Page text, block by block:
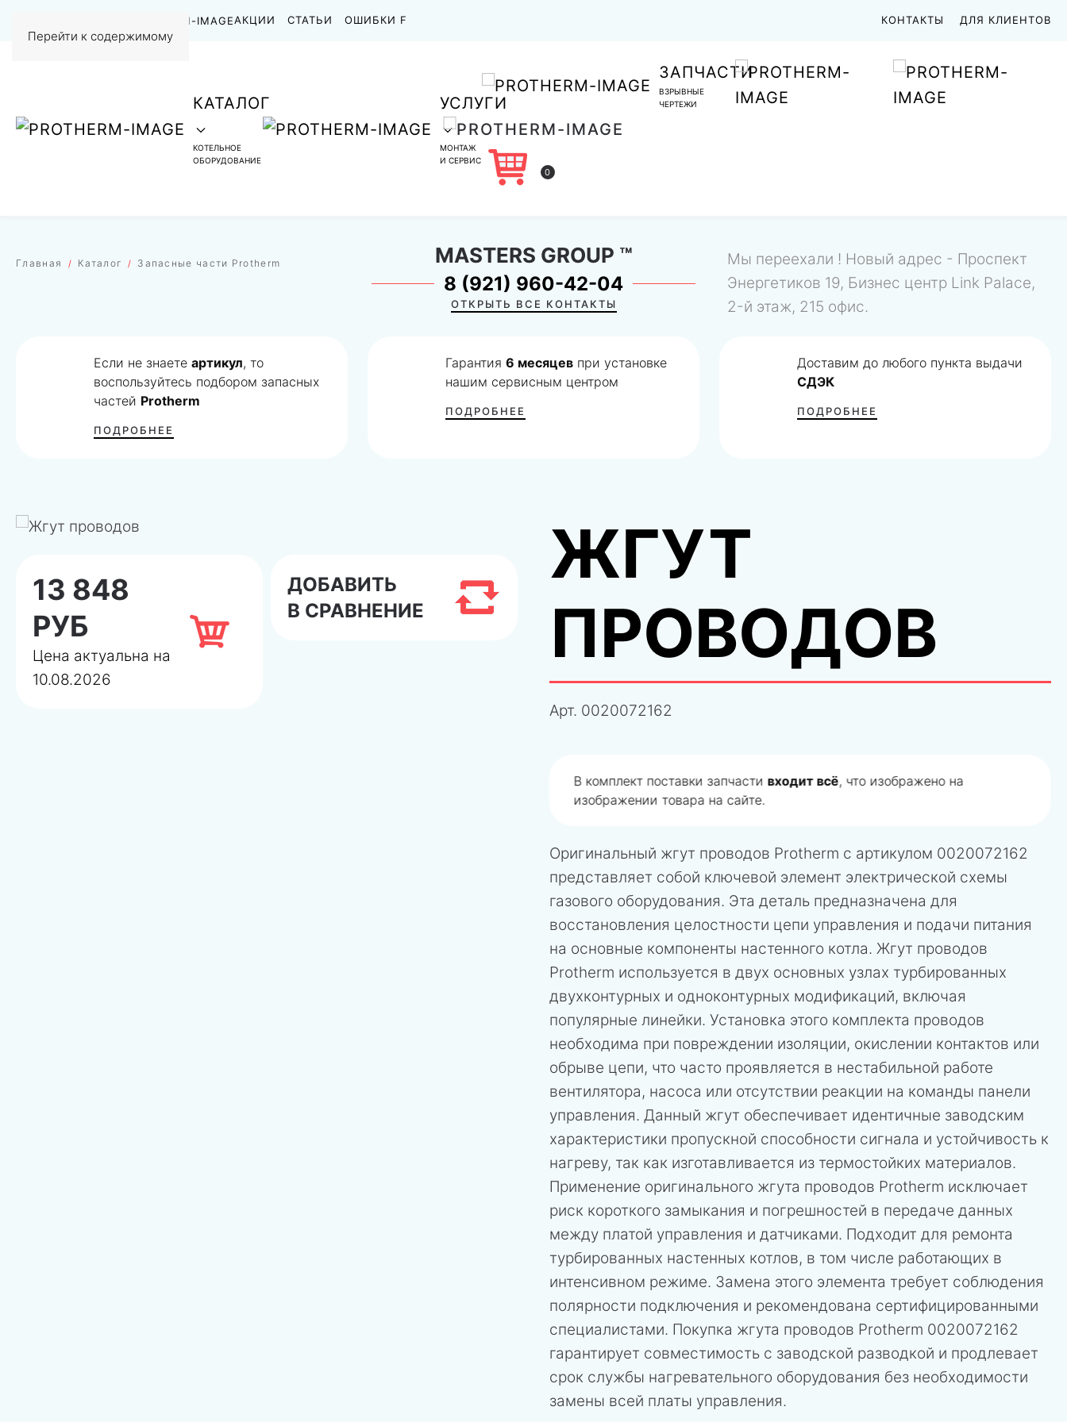
Перейти к содержимому
АКЦИИ СТАТЬИ ОШИБКИ F КОНТАКТЫ ДЛЯ КЛИЕНТОВ
КАТАЛОГ
КОТЕЛЬНОЕ
ОБОРУДОВАНИЕ
УСЛУГИ
МОНТАЖ
И СЕРВИС
ЗАПЧАСТИ
ВЗРЫВНЫЕ
ЧЕРТЕЖИ
0
Главная Каталог Запасные части Protherm MASTERS GROUP ™
8 (921) 960-42-04
ОТКРЫТЬ ВСЕ КОНТАКТЫ
Мы переехали ! Новый адрес - Проспект
Энергетиков 19, Бизнес центр Link Palace,
2-й этаж, 215 офис.
Если не знаетеартикул, то
воспользуйтесь подбором запасных
частей Protherm
ПОДРОБНЕЕ
Гарантия6 месяцев при установке
нашим сервисным центром
ПОДРОБНЕЕ
Доставим до любого пункта выдачи
СДЭК
ПОДРОБНЕЕ
13 848
РУБ
Цена актуальна на
10.08.2026
ДОБАВИТЬ
В СРАВНЕНИЕ
ЖГУТ
ПРОВОДОВ
Арт. 0020072162
В комплект поставки запчасти входит всё, что изображено на
изображении товара на сайте.
Оригинальный жгут проводов Protherm с артикулом 0020072162
представляет собой ключевой элемент электрической схемы
газового оборудования. Эта деталь предназначена для
восстановления целостности цепи управления и подачи питания
на основные компоненты настенного котла. Жгут проводов
Protherm используется в двух основных узлах турбированных
двухконтурных и одноконтурных модификаций, включая
популярные линейки. Установка этого комплекта проводов
необходима при повреждении изоляции, окислении контактов или
обрыве цепи, что часто проявляется в нестабильной работе
вентилятора, насоса или отсутствии реакции на команды панели
управления. Данный жгут обеспечивает идентичные заводским
характеристики пропускной способности сигнала и устойчивость к
нагреву, так как изготавливается из термостойких материалов.
Применение оригинального жгута проводов Protherm исключает
риск короткого замыкания и погрешностей в передаче данных
между платой управления и датчиками. Подходит для ремонта
турбированных настенных котлов, в том числе работающих в
интенсивном режиме. Замена этого элемента требует соблюдения
полярности подключения и рекомендована сертифицированными
специалистами. Покупка жгута проводов Protherm 0020072162
гарантирует совместимость с заводской разводкой и продлевает
срок службы нагревательного оборудования без необходимости
замены всей платы управления.